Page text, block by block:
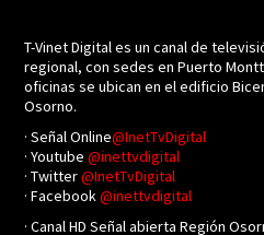
T-Vinet Digital es un canal de
regional, con sedes en Puerto
oficinas se ubican en el edificio
Osorno.
· Señal Online@InetTvDigital
· Youtube@inettvdigital
· Twitter@InetTvDigital
· Facebook@inettvdigital
· Canal HD Señal abierta Región